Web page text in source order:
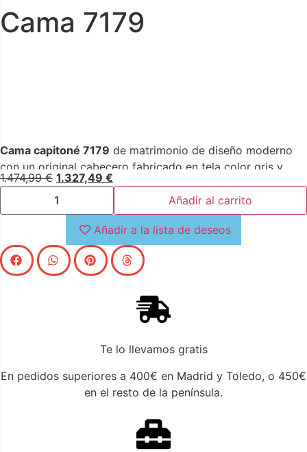
Cama 7179
Cama capitoné 7179 de matrimonio de diseño moderno
con un original cabecero fabricado en tela color gris y
estructura de madera chapada en nogal natural. Una pieza
clave para su dormitorio con la que aportará un estilo
elegante y acogedor.Incluye un confortable somier
multilamas fabricado en madera de pino.Cama compatible
con colchón de 160 x 200 cm.
1.474,99€ 1.327,49 €
Añadir al carrito
Añadir a la lista de deseos
Te lo llevamos gratis
En pedidos superiores a 400€ en Madrid y Toledo, o 450€
en el resto de la península.